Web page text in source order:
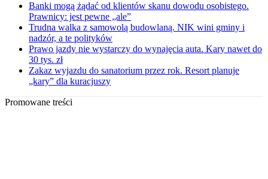
Banki mogą żądać od klientów skanu dowodu osobistego.
Prawnicy: jest pewne „ale”
Trudna walka z samowolą budowlaną. NIK wini gminy i
nadzór, a te polityków
Prawo jazdy nie wystarczy do wynajęcia auta. Kary nawet do
30 tys. zł
Zakaz wyjazdu do sanatorium przez rok. Resort planuje
„kary” dla kuracjuszy
Promowane treści